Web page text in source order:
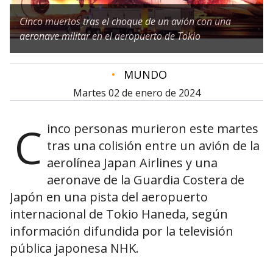
Cinco muertos tras el choque de un avión con una
aeronave militar en el aeropuerto de Tokio
• MUNDO
martes 02 de enero de 2024
C inco personas murieron este martes
tras una colisión entre un avión de la
aerolínea Japan Airlines y una
aeronave de la Guardia Costera de
Japón en una pista del aeropuerto
internacional de Tokio Haneda, según
información difundida por la televisión
pública japonesa NHK.